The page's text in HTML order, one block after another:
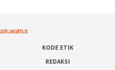
KODE ETIK
REDAKSI